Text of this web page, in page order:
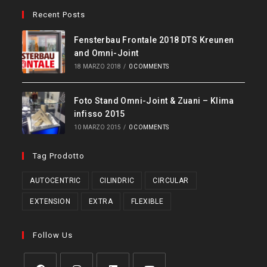
Recent Posts
Fensterbau Frontale 2018 DTS Kreunen
and Omni-Joint
18 MARZO 2018 / 0 COMMENTS
Foto Stand Omni-Joint & Zuani – Klima
infisso 2015
10 MARZO 2015 / 0 COMMENTS
Tag Prodotto
AUTOCENTRIC CILINDRIC CIRCULAR
EXTENSION EXTRA FLEXIBLE
Follow Us